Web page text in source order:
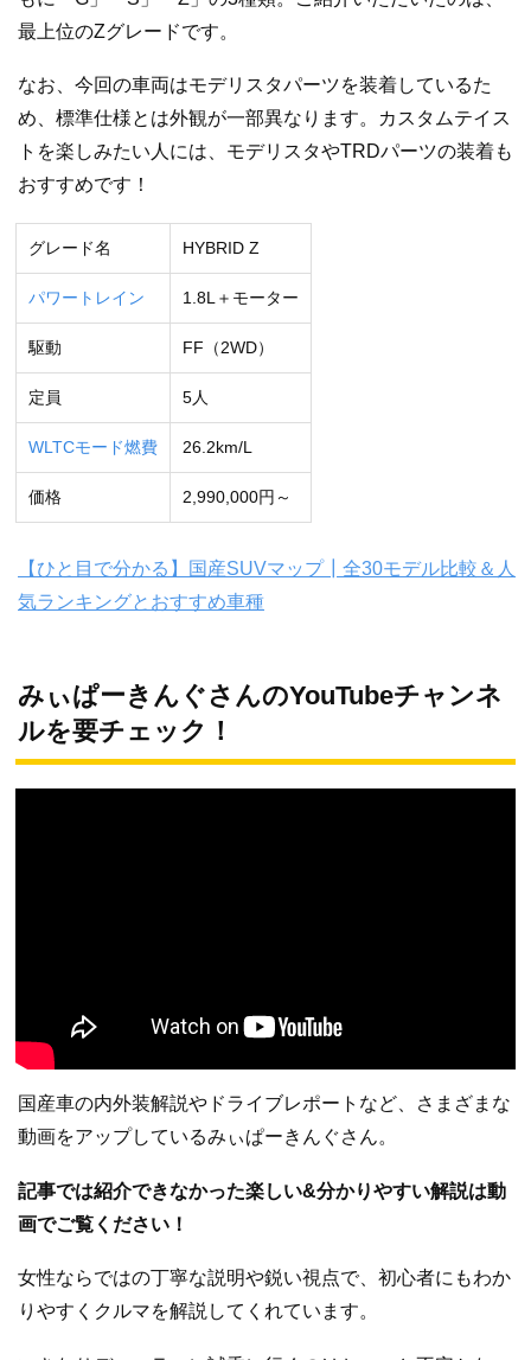
最上位のZグレードです。
なお、今回の車両はモデリスタパーツを装着しているた
め、標準仕様とは外観が一部異なります。カスタムテイス
トを楽しみたい人には、モデリスタやTRDパーツの装着も
おすすめです！
グレード名 HYBRID Z
パワートレイン 1.8L＋モーター
駆動 FF（2WD）
定員 5人
WLTCモード燃費 26.2km/L
価格 2,990,000円～
【ひと目で分かる】国産SUVマップ┃全30モデル比較＆人
気ランキングとおすすめ車種
みぃぱーきんぐさんのYouTubeチャンネ
ルを要チェック！
国産車の内外装解説やドライブレポートなど、さまざまな
動画をアップしているみぃぱーきんぐさん。
記事では紹介できなかった楽しい&分かりやすい解説は動
画でご覧ください！
女性ならではの丁寧な説明や鋭い視点で、初心者にもわか
りやすくクルマを解説してくれています。